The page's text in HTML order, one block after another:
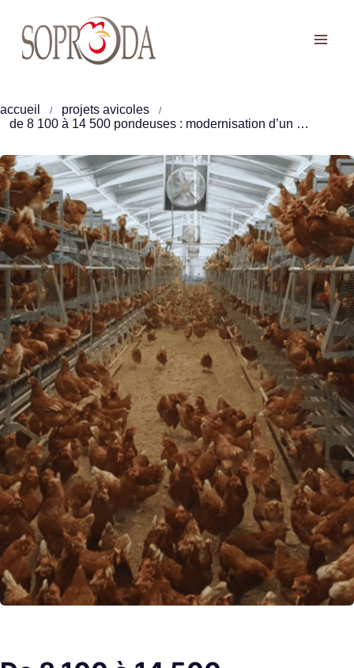
contenu
accueil
projets avicoles
de 8 100 à 14 500 pondeuses : modernisation d’un bâtiment d’élevage à la réunion